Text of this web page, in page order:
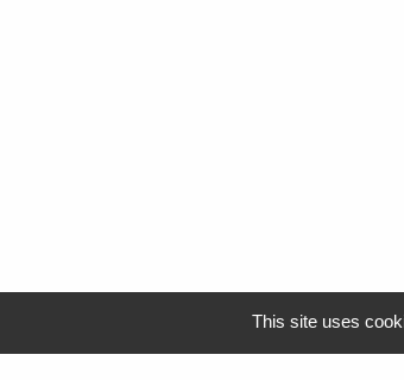
This site uses